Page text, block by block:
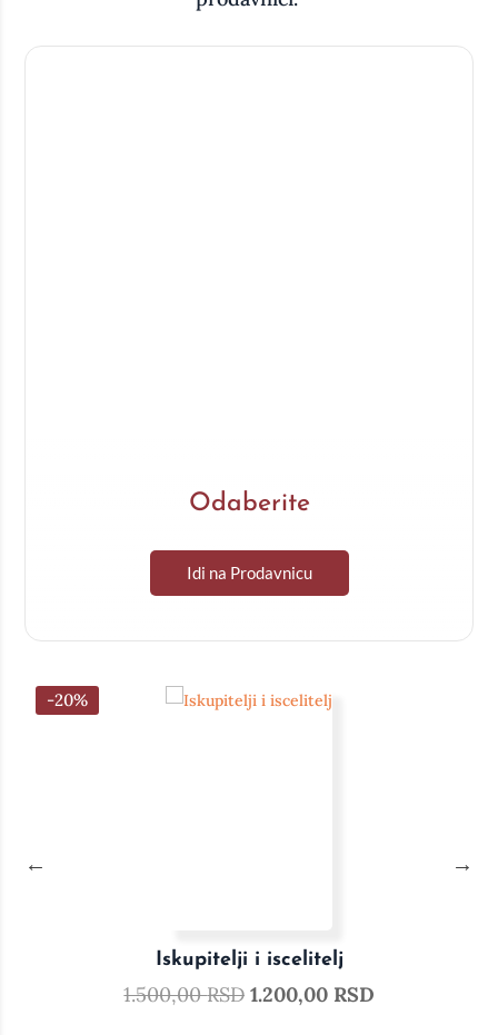
Odaberite
Idi na Prodavnicu
-20%
Iskupitelji i iscelitelj
1.500,00RSD 1.200,00 RSD